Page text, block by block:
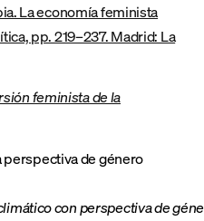
La economía feminista
pp. 219–237. Madrid: La
feminista de la
perspectiva de género
con perspectiva de